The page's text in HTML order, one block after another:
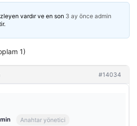
vardır ve en son 3 ay önce admin
1)
#14034
Anahtar yönetici